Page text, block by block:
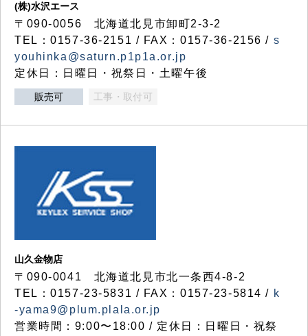
(株)水沢エース
〒090-0056 北海道北見市卸町2-3-2
TEL：0157-36-2151 / FAX：0157-36-2156 / s
youhinka@saturn.p1p1a.or.jp
定休日：日曜日・祝祭日・土曜午後
販売可 工事・取付可
山久金物店
〒090-0041 北海道北見市北一条西4-8-2
TEL：0157-23-5831 / FAX：0157-23-5814 / k
-yama9@plum.plala.or.jp
営業時間：9:00〜18:00 / 定休日：日曜日・祝祭